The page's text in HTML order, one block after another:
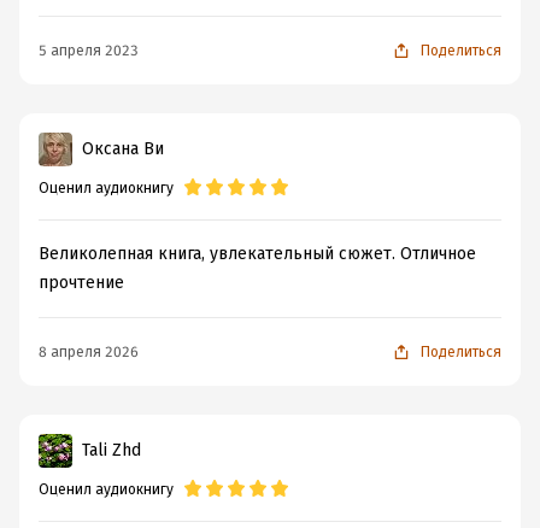
5 апреля 2023 Поделиться
Оксана Ви
Оценил аудиокнигу
Великолепная книга, увлекательный сюжет. Отличное
прочтение
8 апреля 2026 Поделиться
Tali Zhd
Оценил аудиокнигу